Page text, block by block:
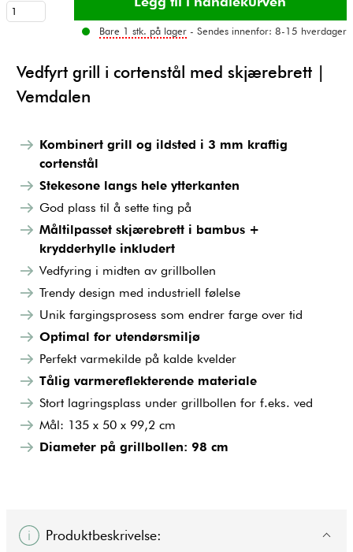
Bare 1 stk. på lager - Sendes innenfor: 8-15 hverdager
Vedfyrt grill i cortenstål med skjærebrett |
Vemdalen
Kombinert grill og ildsted i 3 mm kraftig
cortenstål
Stekesone langs hele ytterkanten
God plass til å sette ting på
Måltilpasset skjærebrett i bambus +
krydderhylle inkludert
Vedfyring i midten av grillbollen
Trendy design med industriell følelse
Unik fargingsprosess som endrer farge over tid
Optimal for utendørsmiljø
Perfekt varmekilde på kalde kvelder
Tålig varmereflekterende materiale
Stort lagringsplass under grillbollen for f.eks. ved
Mål: 135 x 50 x 99,2 cm
Diameter på grillbollen: 98 cm
Produktbeskrivelse: